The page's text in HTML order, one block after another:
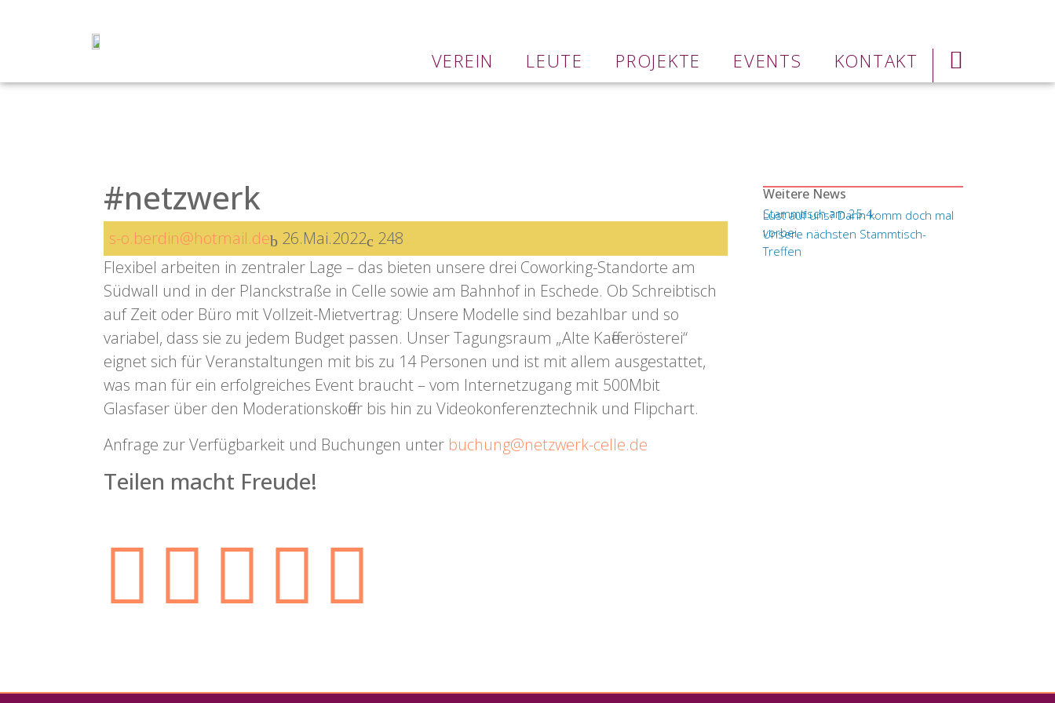
VEREIN LEUTE PROJEKTE EVENTS KONTAKT
#netzwerk
s-o.berdin@hotmail.de 26.Mai.2022 248
Flexibel arbeiten in zentraler Lage – das bieten unsere drei Coworking-Standorte am
Südwall und in der Planckstraße in Celle sowie am Bahnhof in Eschede. Ob Schreibtisch
auf Zeit oder Büro mit Vollzeit-Mietvertrag: Unsere Modelle sind bezahlbar und so
variabel, dass sie zu jedem Budget passen. Unser Tagungsraum „Alte Kaffeerösterei“
eignet sich für Veranstaltungen mit bis zu 14 Personen und ist mit allem ausgestattet,
was man für ein erfolgreiches Event braucht – vom Internetzugang mit 500Mbit
Glasfaser über den Moderationskoffer bis hin zu Videokonferenztechnik und Flipchart.
Anfrage zur Verfügbarkeit und Buchungen unter buchung@netzwerk-celle.de
Teilen macht Freude!
Weitere News
Stammtisch am 25.4.
Lust auf uns? Dann komm doch mal
vorbei.
Unsere nächsten Stammtisch-
Treffen